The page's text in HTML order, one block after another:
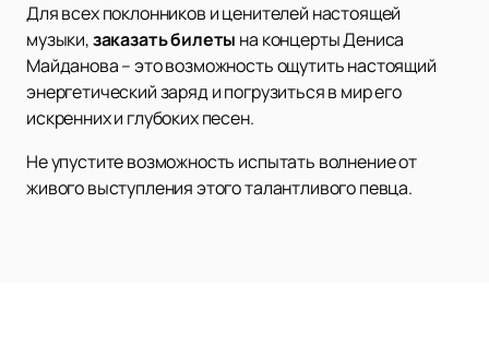
Для всех поклонников и ценителей настоящей
музыки,заказать билеты на концерты Дениса
Майданова – это возможность ощутить настоящий
энергетический заряд и погрузиться в мир его
искренних и глубоких песен.
Не упустите возможность испытать волнение от
живого выступления этого талантливого певца.